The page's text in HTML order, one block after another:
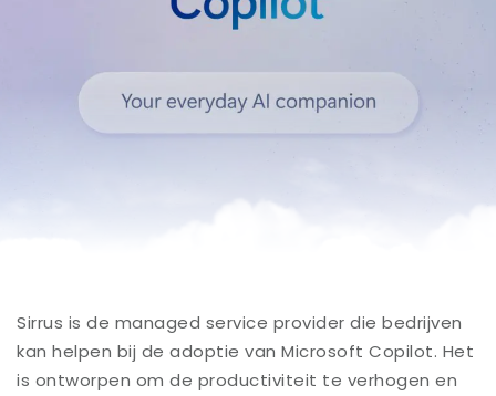
Sirrus is de managed service provider die bedrijven
kan helpen bij de adoptie van Microsoft Copilot. Het
is ontworpen om de productiviteit te verhogen en